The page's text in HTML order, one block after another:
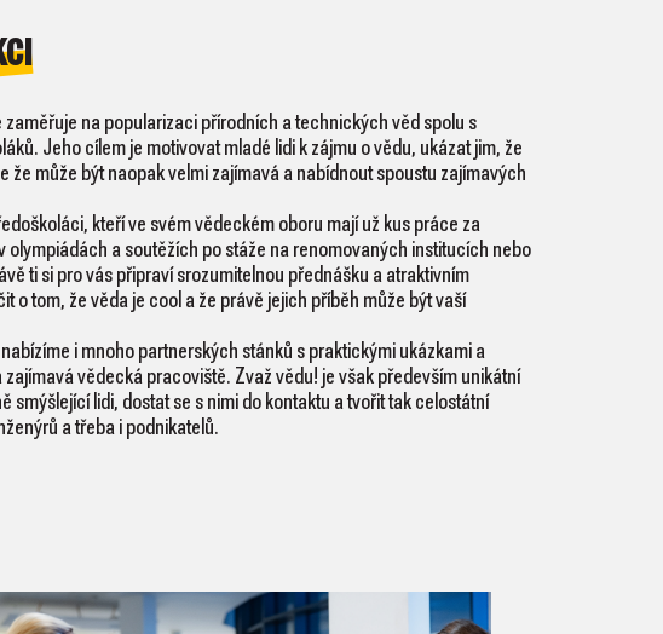
zaměřuje na popularizaci přírodních a technických věd spolu s
Jeho cílem je motivovat mladé lidi k zájmu o vědu, ukázat jim, že
že může být naopak velmi zajímavá a nabídnout spoustu zajímavých
kteří ve svém vědeckém oboru mají už kus práce za
olympiádách a soutěžích po stáže na renomovaných institucích nebo
ti si pro vás připraví srozumitelnou přednášku a atraktivním
o tom, že věda je cool a že právě jejich příběh může být vaší
i mnoho partnerských stánků s praktickými ukázkami a
vědecká pracoviště. Zvaž vědu! je však především unikátní
smýšlející lidi, dostat se s nimi do kontaktu a tvořit tak celostátní
a třeba i podnikatelů.